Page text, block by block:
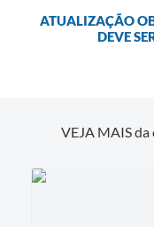
ATUALIZAÇÃO
DEVE
VEJA MAIS da